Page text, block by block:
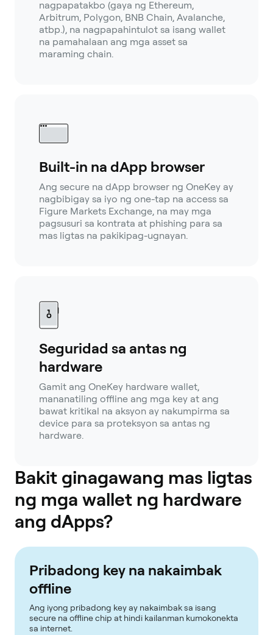
nagpapatakbo (gaya ng Ethereum,
Arbitrum, Polygon, BNB Chain, Avalanche,
atbp.), na nagpapahintulot sa isang wallet
na pamahalaan ang mga asset sa
maraming chain.
Built-in na dApp browser
Ang secure na dApp browser ng OneKey ay
nagbibigay sa iyo ng one-tap na access sa
Figure Markets Exchange, na may mga
pagsusuri sa kontrata at phishing para sa
mas ligtas na pakikipag-ugnayan.
Seguridad sa antas ng
hardware
Gamit ang OneKey hardware wallet,
mananatiling offline ang mga key at ang
bawat kritikal na aksyon ay nakumpirma sa
device para sa proteksyon sa antas ng
hardware.
Bakit ginagawang mas ligtas
ng mga wallet ng hardware
ang dApps?
Pribadong key na nakaimbak
offline
Ang iyong pribadong key ay nakaimbak sa isang
secure na offline chip at hindi kailanman kumokonekta
sa internet.